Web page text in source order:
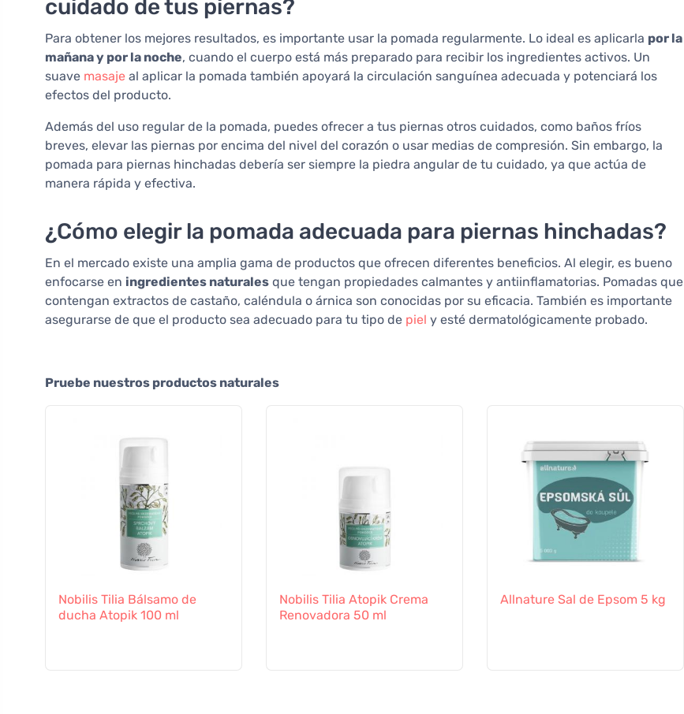
cuidado de tus piernas?
Para obtener los mejores resultados, es importante usar la pomada regularmente. Lo ideal es aplicarla por la
mañana y por la noche, cuando el cuerpo está más preparado para recibir los ingredientes activos. Un
suave masaje al aplicar la pomada también apoyará la circulación sanguínea adecuada y potenciará los
efectos del producto.
Además del uso regular de la pomada, puedes ofrecer a tus piernas otros cuidados, como baños fríos
breves, elevar las piernas por encima del nivel del corazón o usar medias de compresión. Sin embargo, la
pomada para piernas hinchadas debería ser siempre la piedra angular de tu cuidado, ya que actúa de
manera rápida y efectiva.
¿Cómo elegir la pomada adecuada para piernas hinchadas?
En el mercado existe una amplia gama de productos que ofrecen diferentes beneficios. Al elegir, es bueno
enfocarse en ingredientes naturales que tengan propiedades calmantes y antiinflamatorias. Pomadas que
contengan extractos de castaño, caléndula o árnica son conocidas por su eficacia. También es importante
asegurarse de que el producto sea adecuado para tu tipo de piel y esté dermatológicamente probado.
Pruebe nuestros productos naturales
Nobilis Tilia Bálsamo de
ducha Atopik 100 ml
Nobilis Tilia Atopik Crema
Renovadora 50 ml
Allnature Sal de Epsom 5 kg